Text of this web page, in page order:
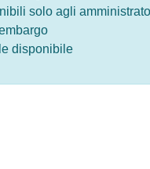
solo agli
disponibile